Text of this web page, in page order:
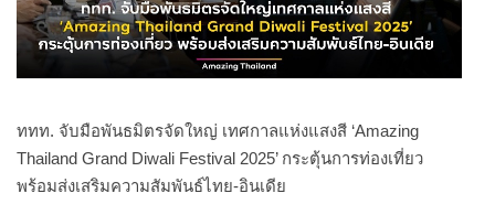
ททท. จับมือพันธมิตรจัดใหญ่ เทศกาลแห่งแสงสี ‘Amazing
Thailand Grand Diwali Festival 2025’ กระตุ้นการท่องเที่ยว
พร้อมส่งเสริมความสัมพันธ์ไทย-อินเดีย